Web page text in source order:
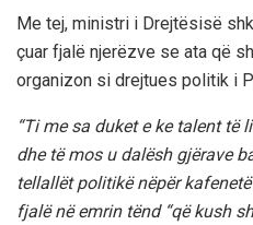
Me tej, ministri i Drejtësisë
çuar fjalë njerëzve se ata që
organizon si drejtues politik i
“Ti me sa duket e ke talent
dhe të mos u dalësh gjërave
tellallët politikë nëpër
fjalë në emrin tënd “që kush